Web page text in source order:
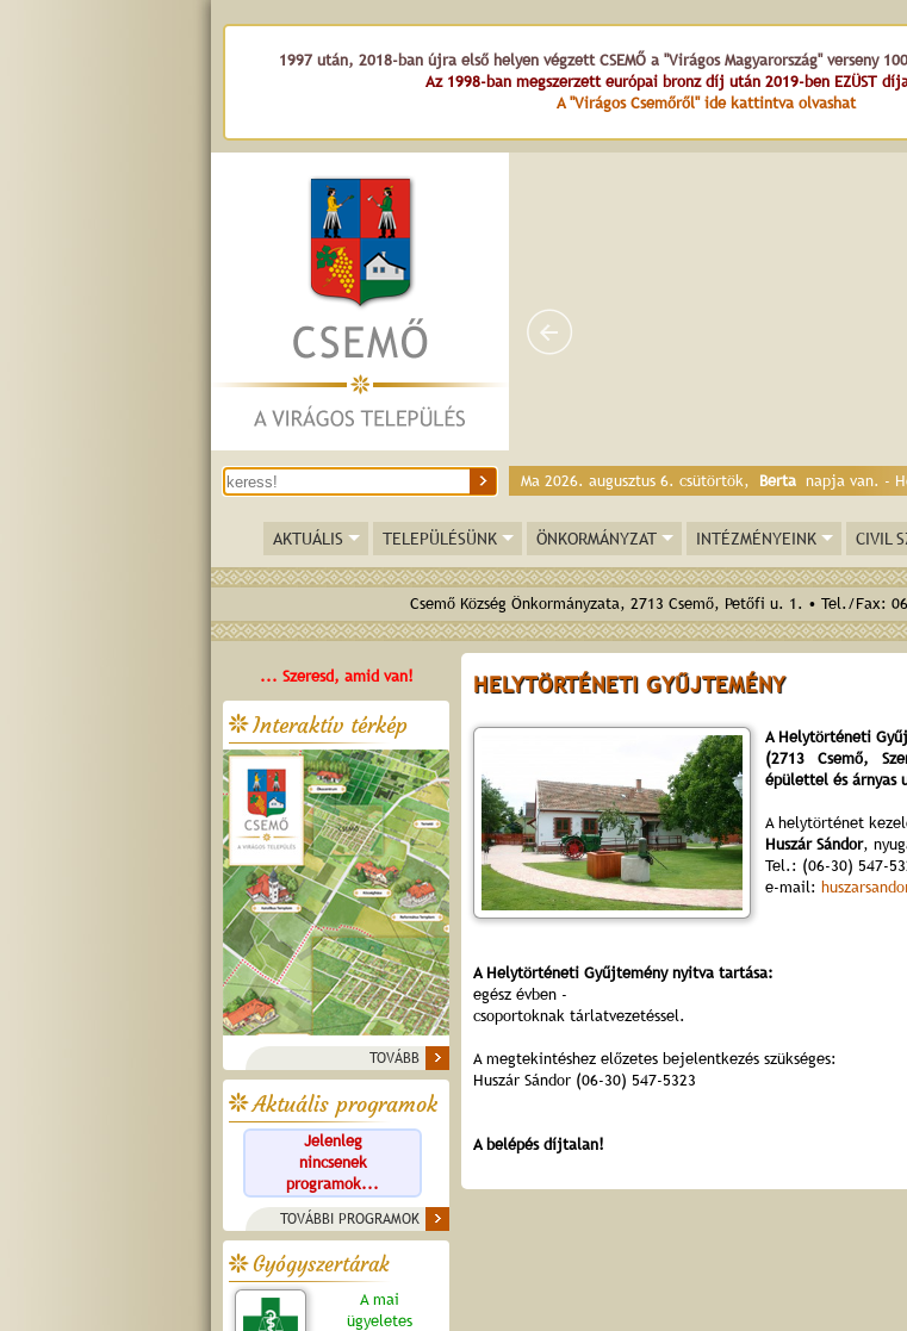
1997 után, 2018-ban újra első helyen végzett CSEMŐ a "Virágos Magyarország" verseny
Az 1998-ban megszerzett európai bronz díj után 2019-ben EZÜST
A "Virágos Csemőről" ide kattintva olvashat
Ma 2026. augusztus 6. csütörtök, Berta napja van. -
AKTUÁLIS TELEPÜLÉSÜNK ÖNKORMÁNYZAT INTÉZMÉNYEINK CIVIL
Csemő Község Önkormányzata, 2713 Csemő, Petőfi u. 1. • Tel./Fax:
... Szeresd, amid van!
Interaktív térkép
TOVÁBB
Aktuális programok
Jelenleg
nincsenek
programok...
TOVÁBBI PROGRAMOK
Gyógyszertárak
A mai
ügyeletes
HELYTÖRTÉNETI GYŰJTEMÉNY
A Helytörténeti
(2713 Csemő,
épülettel és árnyas
A helytörténet
Huszár Sándor,
Tel.: (06-30) 547-
e-mail:
A Helytörténeti Gyűjtemény nyitva tartása:
egész évben -
csoportoknak tárlatvezetéssel.
A megtekintéshez előzetes bejelentkezés szükséges:
Huszár Sándor (06-30) 547-5323
A belépés díjtalan!